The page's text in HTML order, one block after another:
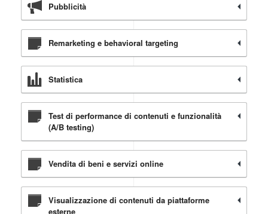
Pubblicità
Remarketing e behavioral targeting
Statistica
Test di performance di contenuti e funzionalità
(A/B testing)
Vendita di beni e servizi online
Visualizzazione di contenuti da piattaforme
esterne